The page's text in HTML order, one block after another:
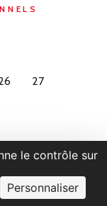
27
le contrôle sur
Personnaliser